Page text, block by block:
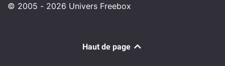
© 2005 - 2026 Univers Freebox
Haut de page